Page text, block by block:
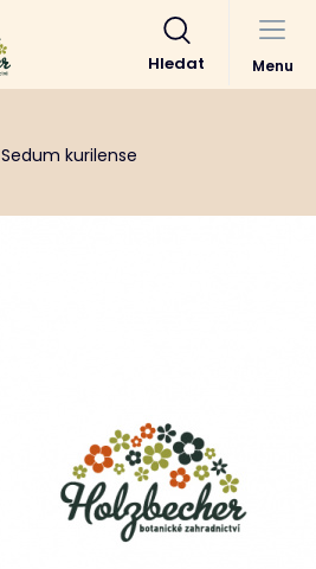
Hledat Menu
Sedum kurilense